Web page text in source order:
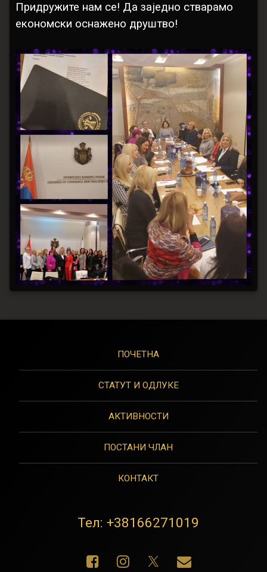
Придружите нам се! Да заједно стварамо
економски оснажено друштво!
ПОЧЕТНА
СТАТУТ И ОДЛУКЕ
АКТИВНОСТИ
ПОСТАНИ ЧЛАН
КОНТАКТ
Тел: +38166271019
Фацебоок
ИнстаграмЕ-маил